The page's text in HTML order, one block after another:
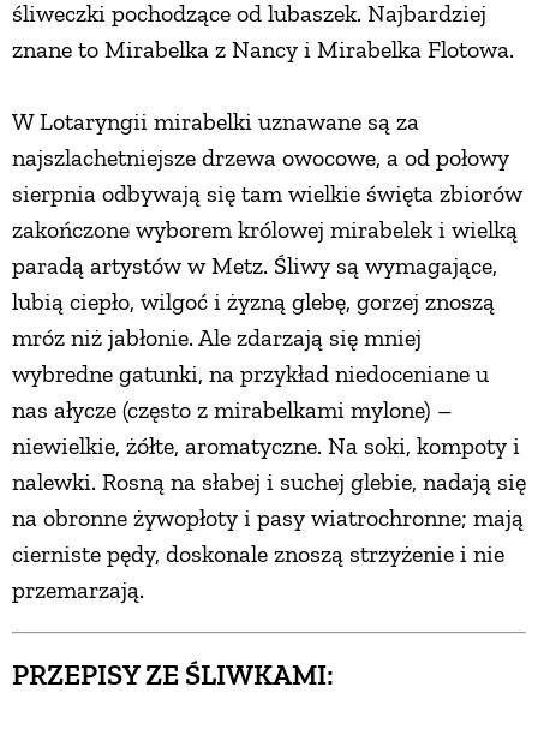
śliweczki pochodzące od lubaszek. Najbardziej
znane to Mirabelka z Nancy i Mirabelka Flotowa.
W Lotaryngii mirabelki uznawane są za
najszlachetniejsze drzewa owocowe, a od połowy
sierpnia odbywają się tam wielkie święta zbiorów
zakończone wyborem królowej mirabelek i wielką
paradą artystów w Metz. Śliwy są wymagające,
lubią ciepło, wilgoć i żyzną glebę, gorzej znoszą
mróz niż jabłonie. Ale zdarzają się mniej
wybredne gatunki, na przykład niedoceniane u
nas ałycze (często z mirabelkami mylone) –
niewielkie, żółte, aromatyczne. Na soki, kompoty i
nalewki. Rosną na słabej i suchej glebie, nadają się
na obronne żywopłoty i pasy wiatrochronne; mają
cierniste pędy, doskonale znoszą strzyżenie i nie
przemarzają.
PRZEPISY ZE ŚLIWKAMI: